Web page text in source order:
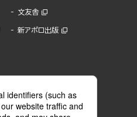
文友舎
新アポロ出版